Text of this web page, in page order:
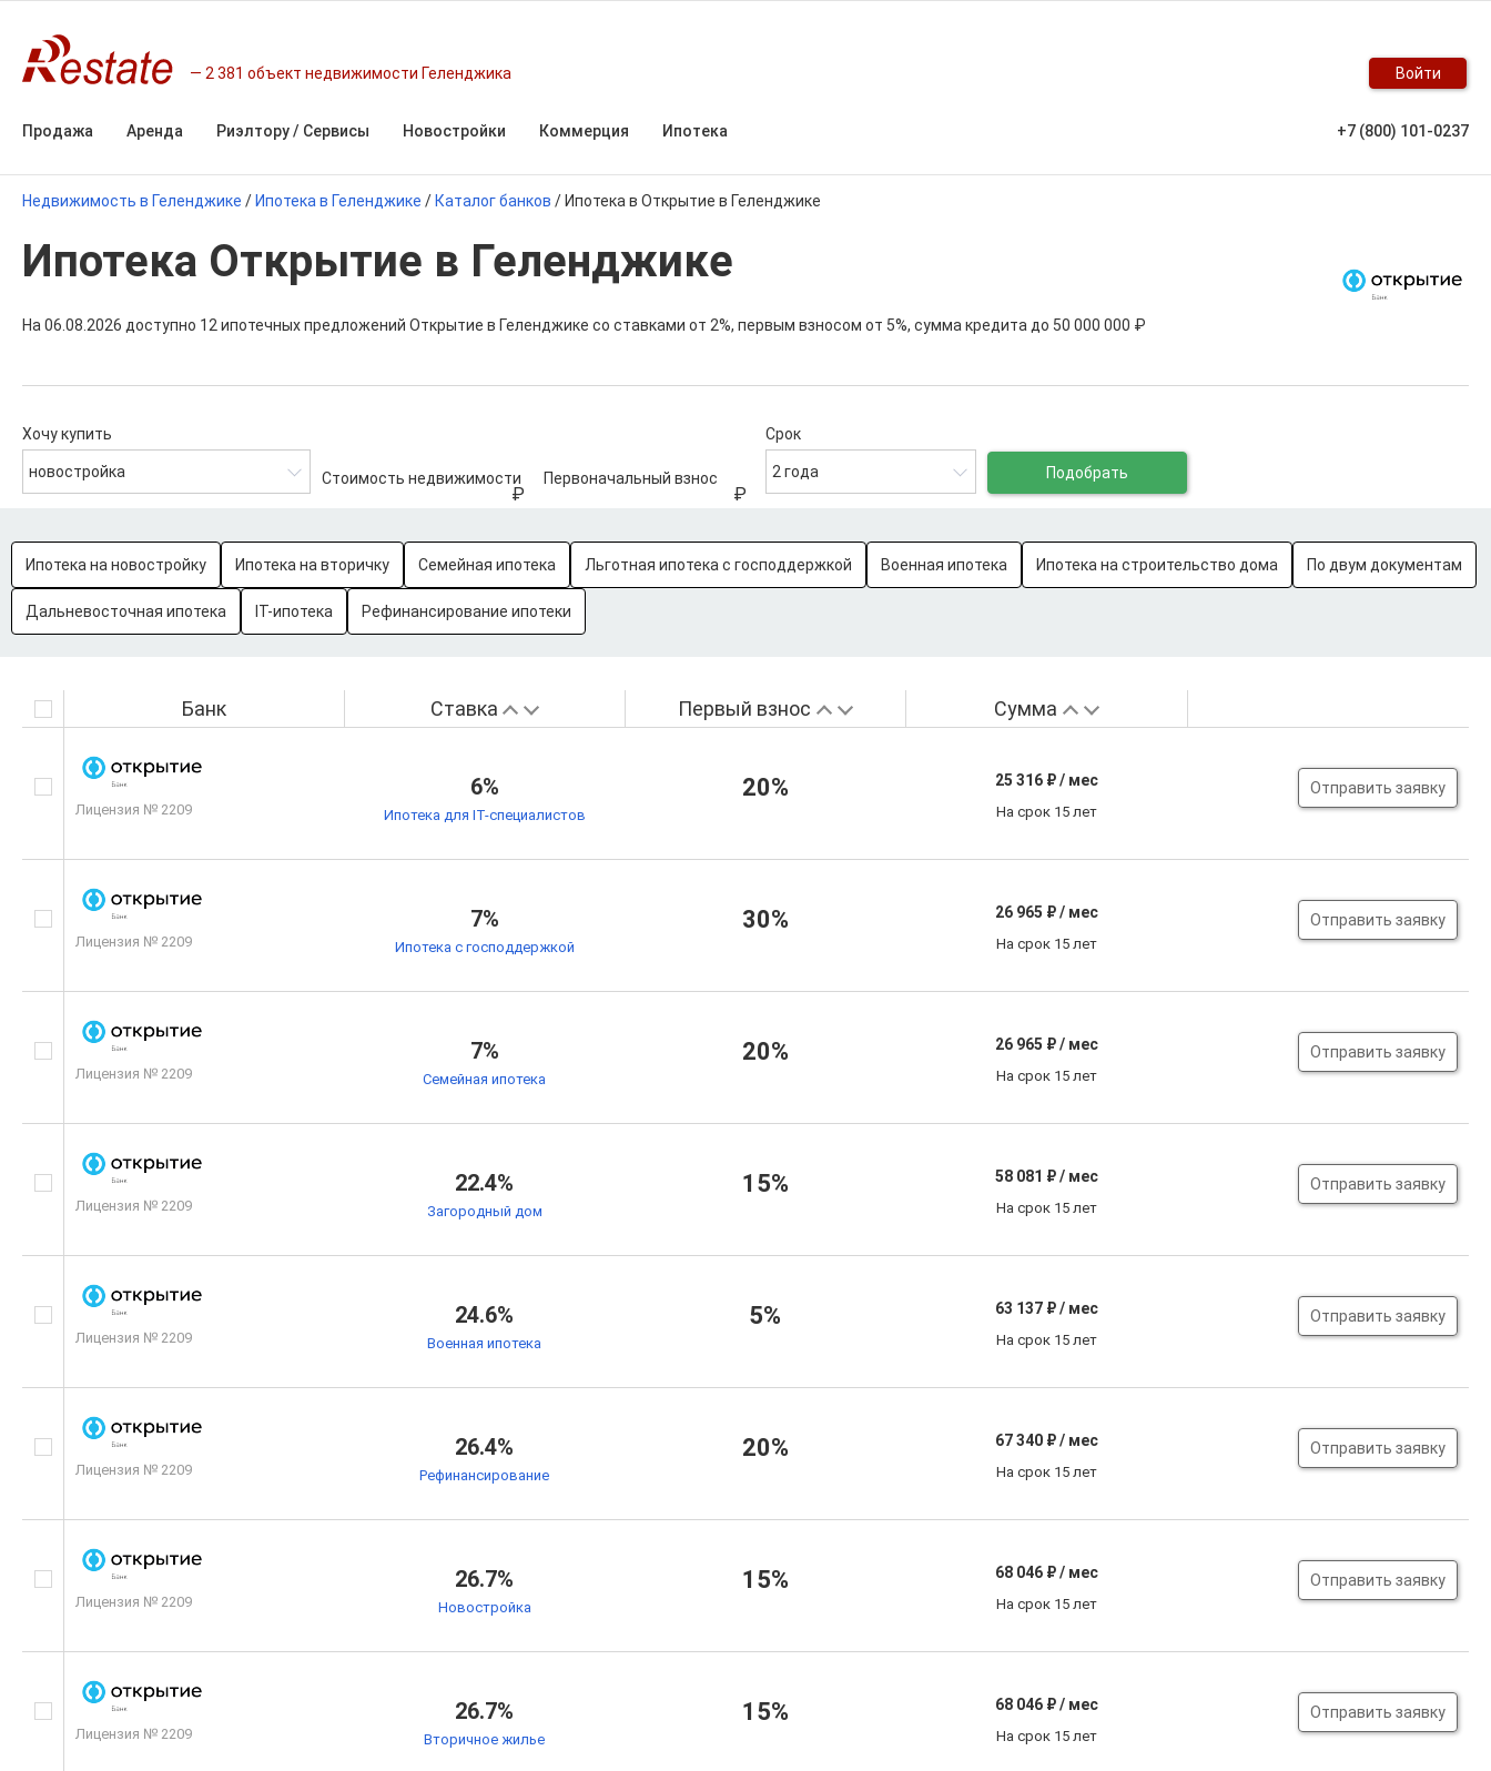
2 381 объект недвижимости Геленджика Войти
Продажа Аренда Риэлтору / Сервисы Новостройки Коммерция Ипотека +7 (800) 101-0237
Недвижимость в Геленджике / Ипотека в Геленджике / Каталог банков / Ипотека в Открытие в Геленджике
Ипотека Открытие в Геленджике
На 06.08.2026 доступно 12 ипотечных предложений Открытие в Геленджике со ставками от 2%, первым взносом от 5%, сумма кредита до 50 000 000 ₽
Хочу купить
новостройка Стоимость недвижимости Первоначальный взнос
Срок
2 года Подобрать
Ипотека на новостройку Ипотека на вторичку Семейная ипотека Льготная ипотека с господдержкой Военная ипотека Ипотека на строительство дома По двум документам
Дальневосточная ипотека IT-ипотека Рефинансирование ипотеки
Банк Ставка Первый взнос Сумма
Лицензия № 2209
6%
Ипотека для IT-специалистов
20% 25 316₽ / мес
На срок 15 лет
Отправить заявку
Лицензия № 2209
7%
Ипотека с господдержкой
30% 26 965 ₽ / мес
На срок 15 лет
Отправить заявку
Лицензия № 2209
7%
Семейная ипотека
20% 26 965 ₽ / мес
На срок 15 лет
Отправить заявку
Лицензия № 2209
22.4%
Загородный дом
15% 58 081 ₽ / мес
На срок 15 лет
Отправить заявку
Лицензия № 2209
24.6%
Военная ипотека
5% 63 137₽ / мес
На срок 15 лет
Отправить заявку
Лицензия № 2209
26.4%
Рефинансирование
20% 67 340₽ / мес
На срок 15 лет
Отправить заявку
Лицензия № 2209
26.7%
Новостройка
15% 68 046₽ / мес
На срок 15 лет
Отправить заявку
Лицензия № 2209
26.7%
Вторичное жилье
15% 68 046₽ / мес
На срок 15 лет
Отправить заявку